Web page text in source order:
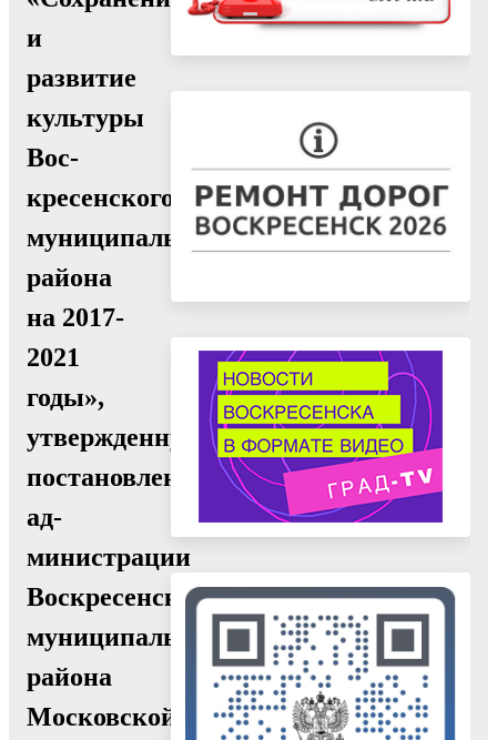
и
развитие
культуры
Вос-
кресенского
муниципального
района
на 2017-
2021
годы»,
утвержденную
постановлением
ад-
министрации
Воскресенского
муниципального
района
Московской